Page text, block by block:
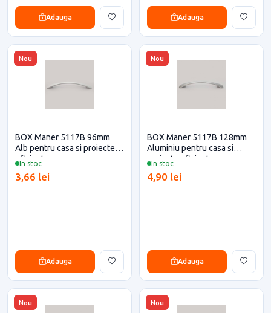
Adauga Adauga
Nou
In stoc
BOX Maner 5117B 96mm
Alb pentru casa si proiecte
eficiente
3,66 lei
Adauga
Nou
In stoc
BOX Maner 5117B 128mm
Aluminiu pentru casa si
proiecte eficiente
4,90 lei
Adauga
Nou Nou